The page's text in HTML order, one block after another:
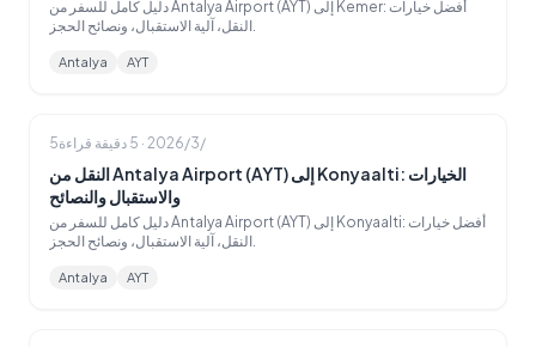
دليل كامل للسفر من Antalya Airport (AYT) إلى Kemer: أفضل خيارات
النقل، آلية الاستقبال، ونصائح الحجز.
Antalya AYT
5‏/3‏/2026
·
5 دقيقة قراءة
النقل من Antalya Airport (AYT) إلى Konyaalti: الخيارات
والاستقبال والنصائح
دليل كامل للسفر من Antalya Airport (AYT) إلى Konyaalti: أفضل خيارات
النقل، آلية الاستقبال، ونصائح الحجز.
Antalya AYT